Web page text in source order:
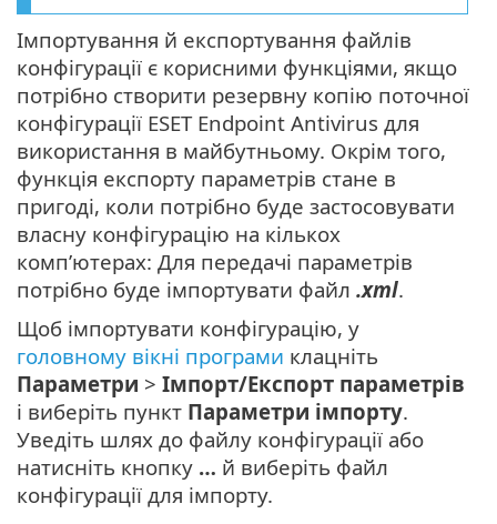
Імпортування й експортування файлів
конфігурації є корисними функціями, якщо
потрібно створити резервну копію поточної
конфігурації ESET Endpoint Antivirus для
використання в майбутньому. Окрім того,
функція експорту параметрів стане в
пригоді, коли потрібно буде застосовувати
власну конфігурацію на кількох
комп’ютерах: Для передачі параметрів
потрібно буде імпортувати файл .xml.
Щоб імпортувати конфігурацію, у
головному вікні програми клацніть
Параметри > Імпорт/Експорт параметрів
і виберіть пункт Параметри імпорту.
Уведіть шлях до файлу конфігурації або
натисніть кнопку … й виберіть файл
конфігурації для імпорту.